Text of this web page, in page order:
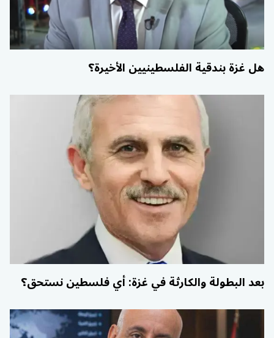
هل غزة بندقية الفلسطينيين الأخيرة؟
بعد البطولة والكارثة في غزة: أي فلسطين نستحق؟